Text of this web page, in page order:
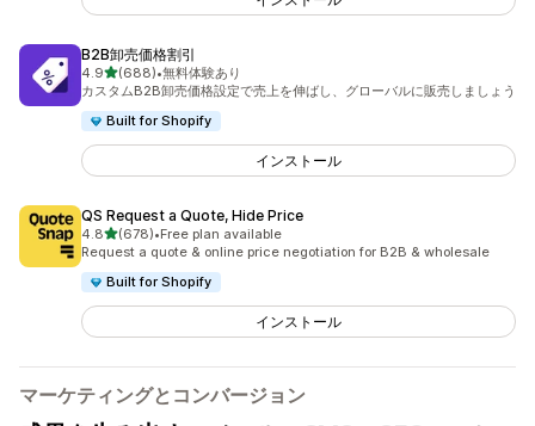
B2B卸売価格割引
4.95つ星中
(688)
合計レビュー数：688件
•無料体験あり
カスタムB2B卸売価格設定で売上を伸ばし、グローバルに販売しましょう
Built for Shopify
インストール
QS Request a Quote, Hide Price
4.85つ星中
(678)
合計レビュー数：678件
•Free plan available
Request a quote & online price negotiation for B2B & wholesale
Built for Shopify
インストール
マーケティングとコンバージョン